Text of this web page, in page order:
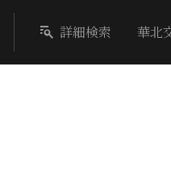
詳細検索 華北